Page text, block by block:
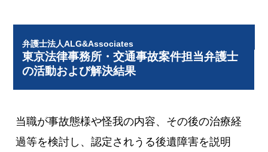
弁護士法人ALG&Associates
東京法律事務所・交通事故案件担当弁護士
の活動および解決結果
当職が事故態様や怪我の内容、その後の治療経
過等を検討し、認定されうる後遺障害を説明